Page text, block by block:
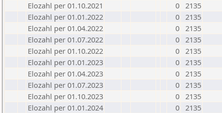
Elozahl per 01.10.2021
0 2135
Elozahl per 01.01.2022
0 2135
Elozahl per 01.04.2022
0 2135
Elozahl per 01.07.2022
0 2135
Elozahl per 01.10.2022
0 2135
Elozahl per 01.01.2023
0 2135
Elozahl per 01.04.2023
0 2135
Elozahl per 01.07.2023
0 2135
Elozahl per 01.10.2023
0 2135
Elozahl per 01.01.2024
0 2135